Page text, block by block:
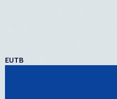
EUTB